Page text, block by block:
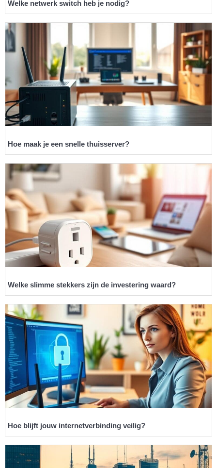
Welke netwerk switch heb je nodig?
Hoe maak je een snelle thuisserver?
Welke slimme stekkers zijn de investering waard?
Hoe blijft jouw internetverbinding veilig?